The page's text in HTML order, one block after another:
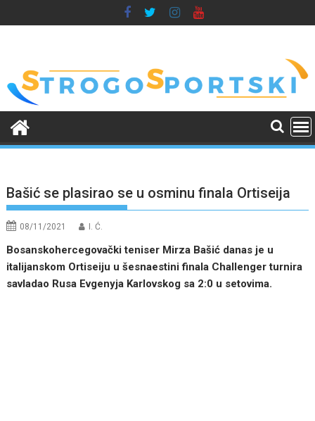
to
Bašić se plasirao se u osminu finala Ortiseija
08/11/2021 I. Ć.
Bosanskohercegovački teniser Mirza Bašić danas je u
italijanskom Ortiseiju u šesnaestini finala Challenger turnira
savladao Rusa Evgenyja Karlovskog sa 2:0 u setovima.